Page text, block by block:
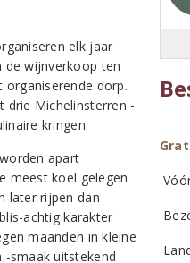
elk jaar
de wijnverkoop ten
organiserende dorp.
drie Michelinsterren -
kringen.
apart
meest koel gelegen
later rijpen dan
achtig karakter
maanden in kleine
-smaak uitstekend